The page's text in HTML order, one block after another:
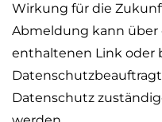
Wirkung für die
Abmeldung kann über
enthaltenen Link oder
Datenschutz